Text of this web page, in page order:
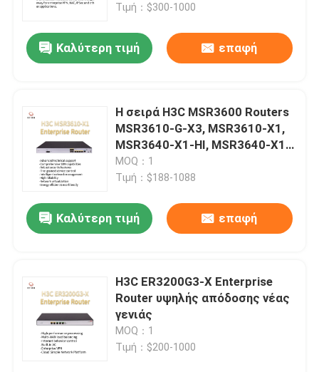
Τιμή：$300-1000
Καλύτερη τιμή επαφή
Η σειρά H3C MSR3600 Routers
MSR3610-G-X3, MSR3610-X1,
MSR3640-X1-HI, MSR3640-X1,
MSR3620-X1
MOQ：1
Τιμή：$188-1088
Καλύτερη τιμή επαφή
H3C ER3200G3-X Enterprise
Router υψηλής απόδοσης νέας
γενιάς
MOQ：1
Τιμή：$200-1000